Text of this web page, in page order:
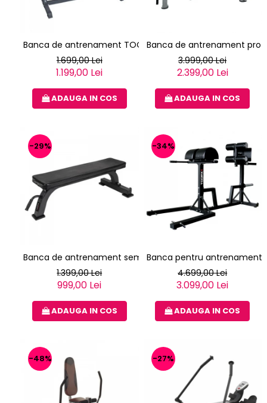
Banca de antrenament TOORX WBX-85
1.699,00 Lei
1.199,00 Lei
ADAUGA IN COS
Banca de antrenament
3.999,00 Lei
2.399,00 Lei
ADAUGA IN COS
-29%
Banca de antrenament semiprofesionala TOORX WBX-100
1.399,00 Lei
999,00 Lei
ADAUGA IN COS
-34%
Banca pentru antrenament
4.699,00 Lei
3.099,00 Lei
ADAUGA IN COS
-48% -27%